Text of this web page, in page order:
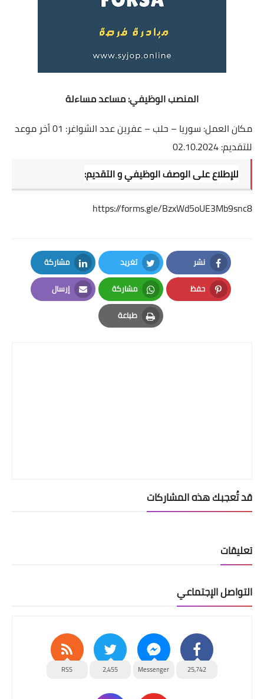
المنصب الوظيفي: مساعد مساءلة
مكان العمل: سوريا – حلب – عفرين عدد الشواغر: 01 أخر موعد
للتقديم: 02.10.2024
للإطلاع على الوصف الوظيفي و التقديم:
https://forms.gle/BzxWd5oUE3Mb9snc8
نشر
Facebook
تغريد
Twitter
مشاركة
LinkedIn
حفظ
Pinterest
مشاركة
Whatsapp
إرسال
Email
طباعة
Print
قد تُعجبك هذه المشاركات
تعليقات
التواصل الإجتماعي
25,742
Messenger
2,455
RSS